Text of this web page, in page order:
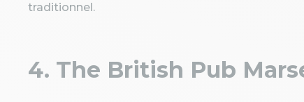
traditionnel.
4. The British Pub